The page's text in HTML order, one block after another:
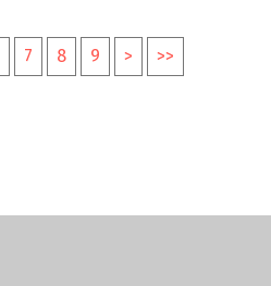
7 8 9 > >>